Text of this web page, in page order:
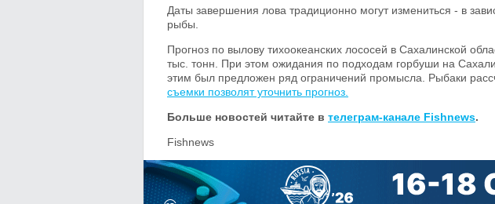
Даты завершения лова традиционно могут измениться - в
рыбы.
Прогноз по вылову тихоокеанских лососей в Сахалинской
тыс. тонн. При этом ожидания по подходам горбуши на
этим был предложен ряд ограничений промысла. Рыбаки
съемки позволят уточнить прогноз.
Больше новостей читайте в телеграм-канале Fishnews.
Fishnews